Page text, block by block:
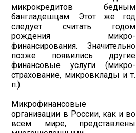
микрокредитов бедным
бангладешцам. Этот же год
следует считать годом
рождения микро-
финансирования. Значительно
позже появились другие
финансовые услуги (микро-
страхование, микровклады и т.
п.).
Микрофинансовые
организации в России, как и во
всем мире, представлены